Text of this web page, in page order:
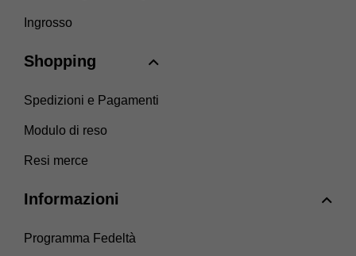
Ingrosso
Shopping
Spedizioni e Pagamenti
Modulo di reso
Resi merce
Informazioni
Programma Fedeltà